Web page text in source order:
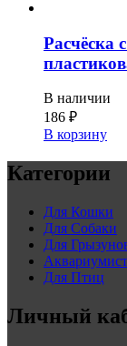
Расчёска
В наличии
186 ₽
В корзину
Категории
Для Кошки
Для Собаки
Для
Для Птиц
Личный